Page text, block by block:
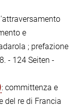
e
; prefazione
- 124 Seiten -
: committenza e
del re di Francia